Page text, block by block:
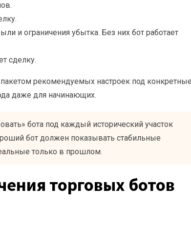
и ограничения убытка. Без них бот работает
сделку.
рекомендуемых настроек под конкретные
даже для начинающих.
бота под каждый исторический участок
бот должен показывать стабильные
только в прошлом.
торговых ботов